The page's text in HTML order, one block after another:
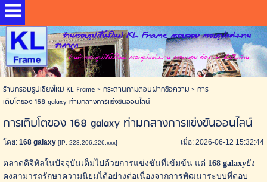
ร้านกรอบรูปเชียงใหม่ KL Frame กรอบลอย กรอบรูปแต่งงาน
ราคาถูก
ร้านทำกรอบรูปเชียงใหม่ กรอบรูปแต่งงาน กรอบลอย อัดภาพ ส่งถึงบ้าน
ร้านกรอบรูปเชียงใหม่ KL Frame> กระดานถามตอบฝากข้อความ> การ
เติบโตของ 168 galaxy ท่ามกลางการแข่งขันออนไลน์
การเติบโตของ 168 galaxy ท่ามกลางการแข่งขันออนไลน์
โดย:168 galaxy [IP: 223.206.226.xxx] เมื่อ: 2026-06-12 15:32:44
ตลาดดิจิทัลในปัจจุบันเต็มไปด้วยการแข่งขันที่เข้มข้น แต่ 168 galaxyยัง
คงสามารถรักษาความนิยมได้อย่างต่อเนื่องจากการพัฒนาระบบที่ตอบ